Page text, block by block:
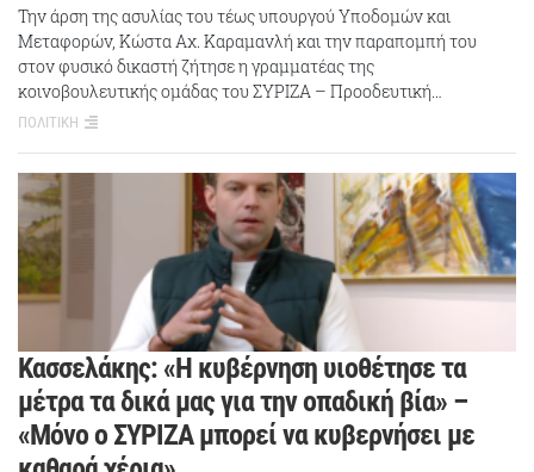
Την άρση της ασυλίας του τέως υπουργού Υποδομών και
Μεταφορών, Κώστα Αχ. Καραμανλή και την παραπομπή του
στον φυσικό δικαστή ζήτησε η γραμματέας της
κοινοβουλευτικής ομάδας του ΣΥΡΙΖΑ – Προοδευτική…
ΠΟΛΙΤΙΚΗ
Κασσελάκης: «Η κυβέρνηση υιοθέτησε τα
μέτρα τα δικά μας για την οπαδική βία» –
«Μόνο ο ΣΥΡΙΖΑ μπορεί να κυβερνήσει με